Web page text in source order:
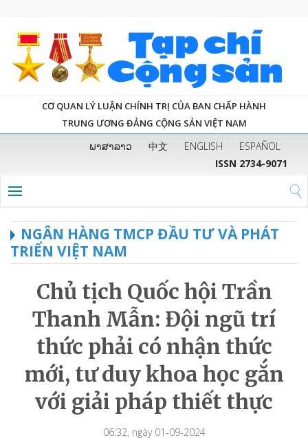
CƠ QUAN LÝ LUẬN CHÍNH TRỊ CỦA BAN CHẤP HÀNH
TRUNG ƯƠNG ĐẢNG CỘNG SẢN VIỆT NAM
ພາສາລາວ 中文 ENGLISH
ESPAÑOL
ISSN 2734-9071
NGÂN HÀNG TMCP ĐẦU TƯ VÀ PHÁT
TRIỂN VIỆT NAM
Chủ tịch Quốc hội Trần
Thanh Mẫn: Đội ngũ trí
thức phải có nhận thức
mới, tư duy khoa học gắn
với giải pháp thiết thực
06:32, ngày 01-09-2024